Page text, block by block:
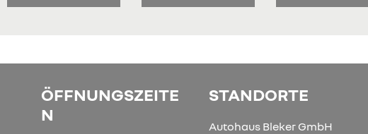
ÖFFNUNGSZEITE
N
STANDORTE
Autohaus Bleker GmbH